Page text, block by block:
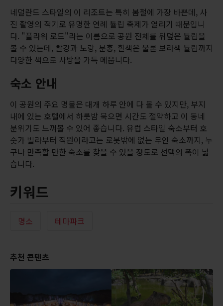
네덜란드 스타일의 이 리조트는 특히 봄철에 가장 바쁜데, 사
진 촬영의 적기로 유명한 연례 튤립 축제가 열리기 때문입니
다. "플라워 로드"라는 이름으로 공원 전체를 뒤덮은 튤립을
볼 수 있는데, 빨강과 노랑, 분홍, 흰색은 물론 보라색 튤립까지
다양한 색으로 사방을 가득 메웁니다.
숙소 안내
이 공원의 주요 명물은 대개 하루 안에 다 볼 수 있지만, 부지
내에 있는 호텔에서 하룻밤 묵으면 시간도 절약하고 이 동네
분위기도 느껴볼 수 있어 좋습니다. 유럽 스타일 숙소부터 호
숫가 빌라부터 직원이라고는 로봇밖에 없는 무인 숙소까지, 누
구나 만족할 만한 숙소를 찾을 수 있을 정도로 선택의 폭이 넓
습니다.
키워드
명소 테마파크
추천 콘텐츠